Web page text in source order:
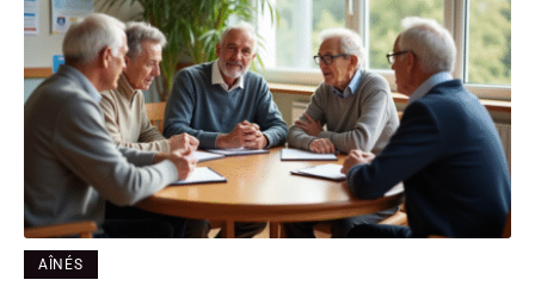
AÎNÉS